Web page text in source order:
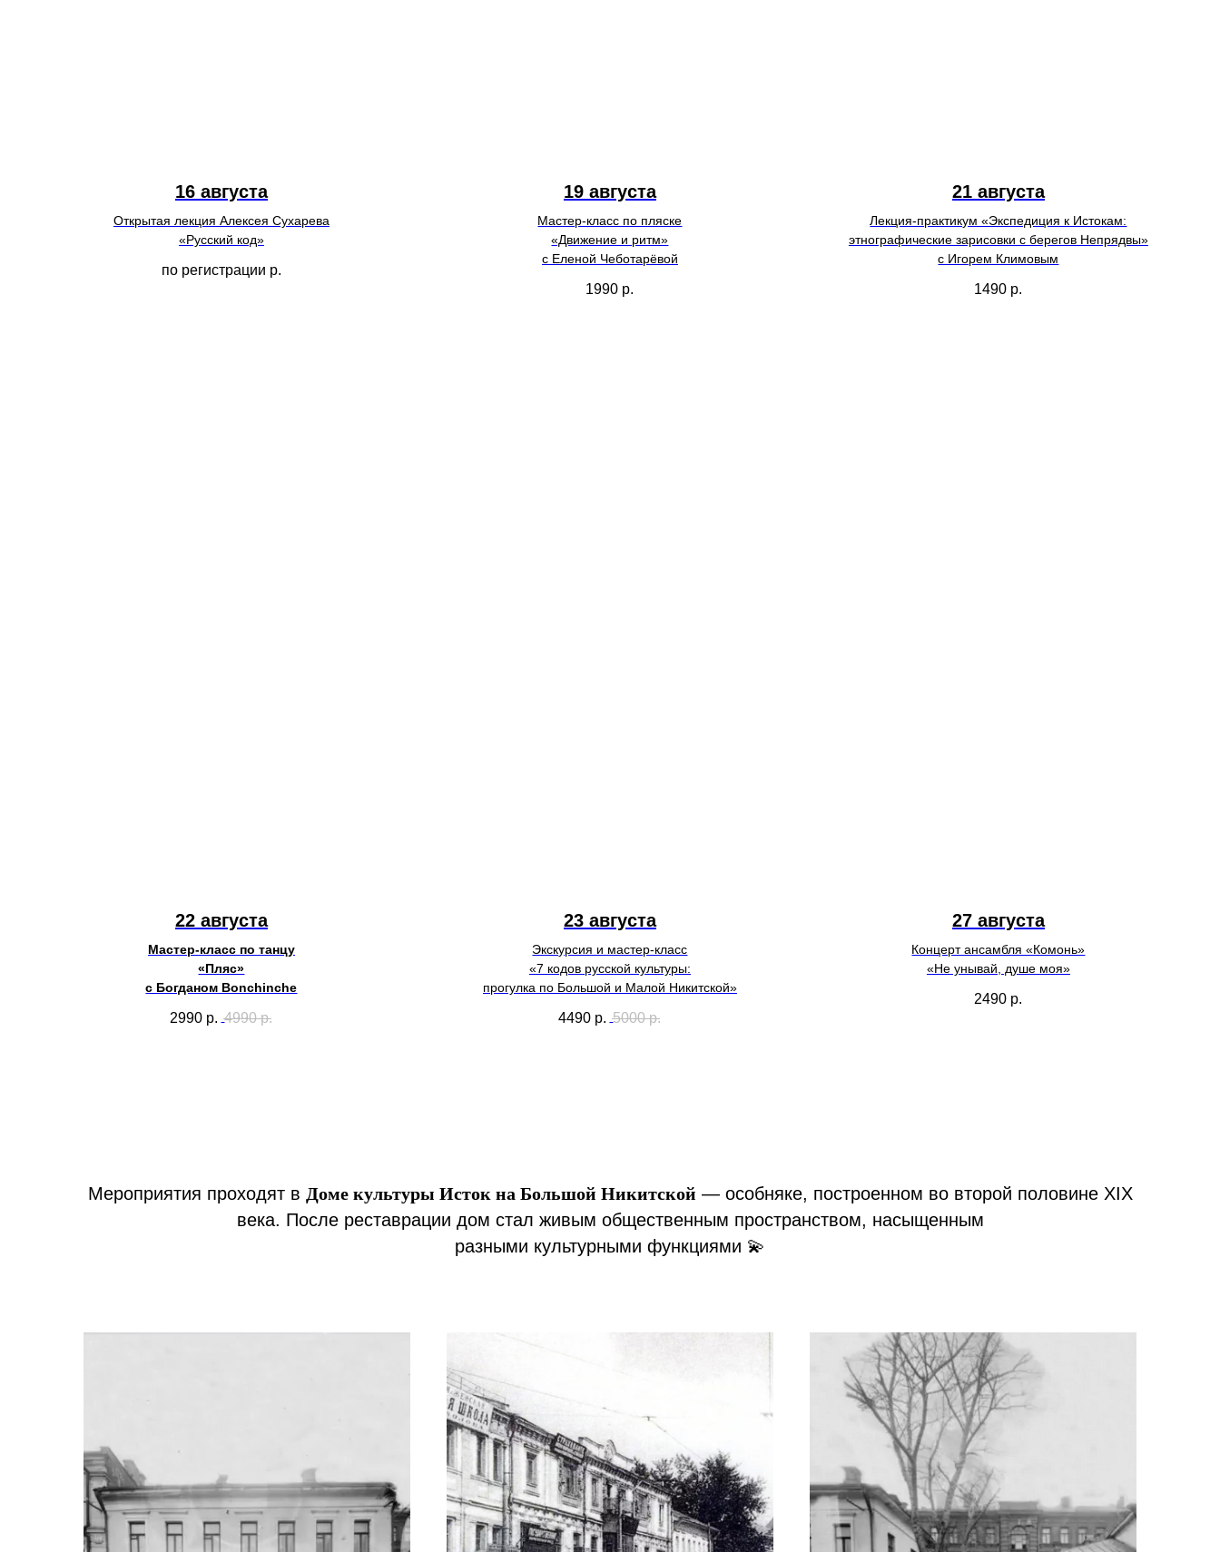
16 августа
Открытая лекция Алексея Сухарева
«Русский код»
по регистрации р.
19 августа
Мастер-класс по пляске
«Движение и ритм»
с Еленой Чеботарёвой
1990 р.
21 августа
Лекция-практикум «Экспедиция к Истокам:
этнографические зарисовки с берегов Непрядвы»
с Игорем Климовым
1490 р.
22 августа
Мастер-класс по танцу
«Пляс»
с Богданом Bonchinche
2990 р. 4990 р.
23 августа
Экскурсия и мастер-класс
«7 кодов русской культуры:
прогулка по Большой и Малой Никитской»
4490 р. 5000 р.
27 августа
Концерт ансамбля «Комонь»
«Не унывай, душе моя»
2490 р.
Мероприятия проходят в Доме культуры Исток на Большой Никитской — особняке, построенном во второй половине XIX
века. После реставрации дом стал живым общественным пространством, насыщенным
разными культурными функциями 💫